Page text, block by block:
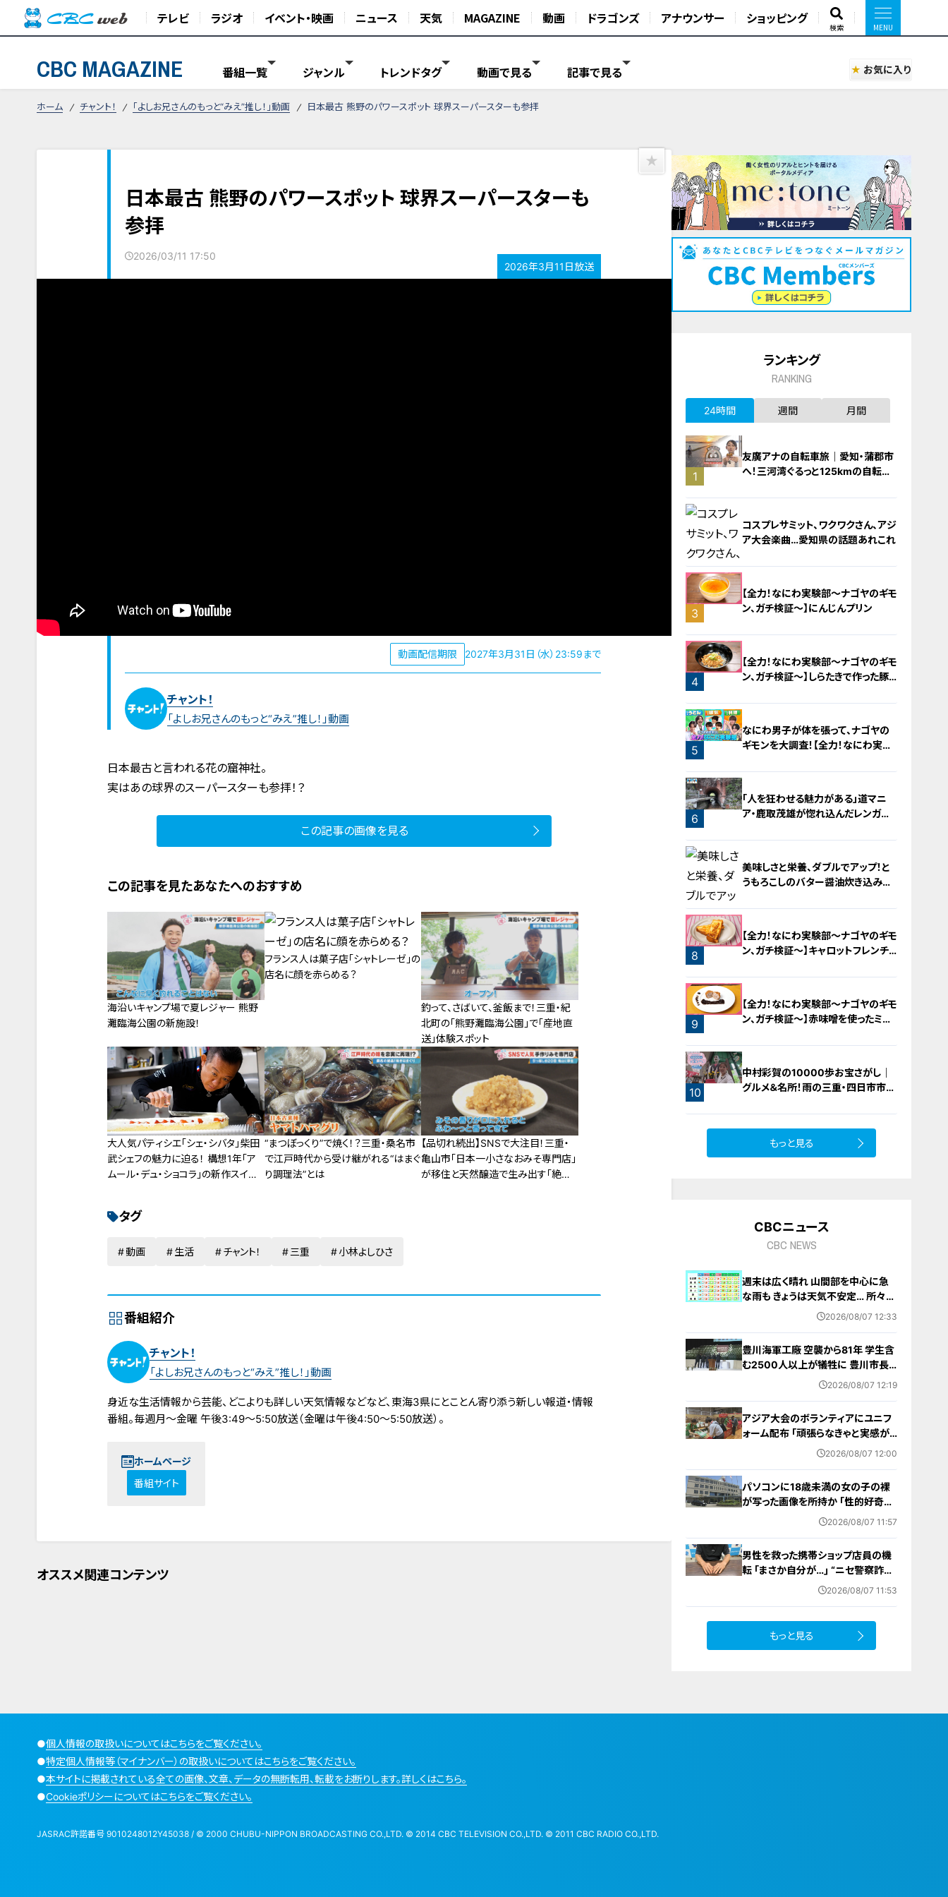
テレビ ラジオ イベント・映画 ニュース 天気 MAGAZINE 動画 ドラゴンズ アナウンサー ショッピング
検索
CBC MAGAZINE 番組一覧 ジャンル トレンドタグ 動画で見る 記事で見る お気に入り
ホーム チャント！ 「よしお兄さんのもっと“みえ”推し！」動画 日本最古 熊野のパワースポット 球界スーパースターも参拝
日本最古 熊野のパワースポット 球界スーパースターも
参拝
2026/03/11 17:50
2026年3月11日放送
動画配信期限 2027年3月31日（水）23:59まで
チャント！
「よしお兄さんのもっと“みえ”推し！」動画
日本最古と言われる花の窟神社。
実はあの球界のスーパースターも参拝！？
この記事の画像を見る
この記事を見たあなたへのおすすめ
海沿いキャンプ場で夏レジャー 熊野
灘臨海公園の新施設！
フランス人は菓子店「シャトレーゼ」の
店名に顔を赤らめる？
釣って、さばいて、釜飯まで！三重・紀
北町の「熊野灘臨海公園」で「産地直
送」体験スポット
大人気パティシエ「シェ・シバタ」柴田
武シェフの魅力に迫る！ 構想1年「ア
ムール・デュ・ショコラ」の新作スイー
“まつぼっくり”で焼く！？三重・桑名市
で江戸時代から受け継がれる“はまぐ
り調理法”とは
【品切れ続出】SNSで大注目！三重・
亀山市「日本一小さなおみそ専門店」
が移住と天然醸造で生み出す「絶品
タグ
動画 生活 チャント！ 三重 小林よしひさ
番組紹介
チャント！
「よしお兄さんのもっと“みえ”推し！」動画
身近な生活情報から芸能、どこよりも詳しい天気情報などなど、東海3県にとことん寄り添う新しい報道・情報
番組。毎週月～金曜 午後3:49～5:50放送（金曜は午後4:50～5:50放送）。
ホームページ
番組サイト
オススメ関連コンテンツ
ランキング
RANKING
24時間 週間 月間
1
友廣アナの自転車旅｜愛知・蒲郡市
へ！三河湾ぐるっと125kmの自転車
2
コスプレサミット、ワクワクさん、アジ
ア大会楽曲…愛知県の話題あれこれ
3
【全力！なにわ実験部～ナゴヤのギモ
ン、ガチ検証～】にんじんプリン
4
【全力！なにわ実験部～ナゴヤのギモ
ン、ガチ検証～】しらたきで作った豚
5
なにわ男子が体を張って、ナゴヤの
ギモンを大調査！【全力！なにわ実験
6
「人を狂わせる魅力がある」道マニ
ア・鹿取茂雄が惚れ込んだレンガの
7
美味しさと栄養、ダブルでアップ！と
うもろこしのバター醤油炊き込みご
8
【全力！なにわ実験部～ナゴヤのギモ
ン、ガチ検証～】キャロットフレンチ
9
【全力！なにわ実験部～ナゴヤのギモ
ン、ガチ検証～】赤味噌を使ったミル
10
中村彩賀の10000歩お宝さがし｜
グルメ＆名所！雨の三重・四日市市で
もっと見る
CBCニュース
CBC NEWS
週末は広く晴れ 山間部を中心に急
な雨も きょうは天気不安定… 所々で
雨予想 愛知･名古屋･岐阜･三重の天
2026/08/07 12:33
豊川海軍工廠 空襲から81年 学生含
む2500人以上が犠牲に 豊川市長
｢恒久平和に向けて全力を尽くす｣ 平
2026/08/07 12:19
アジア大会のボランティアにユニフ
ォーム配布 ｢頑張らなきゃと実感が
湧いた｣ 名古屋･中区の愛知県体育
2026/08/07 12:00
パソコンに18歳未満の女の子の裸
が写った画像を所持か ｢性的好奇心
を満たす目的｣ 小学校講師の38歳
2026/08/07 11:57
男性を救った携帯ショップ店員の機
転 ｢まさか自分が…｣ “ニセ警察詐
欺”を間一髪で防ぐ 被害者が語る事
2026/08/07 11:53
もっと見る
●個人情報の取扱いについてはこちらをご覧ください。
●特定個人情報等（マイナンバー）の取扱いについてはこちらをご覧ください。
●本サイトに掲載されている全ての画像、文章、データの無断転用、転載をお断りします。詳しくはこちら。
●Cookieポリシーについてはこちらをご覧ください。
JASRAC許諾番号 9010248012Y45038 / © 2000 CHUBU-NIPPON BROADCASTING CO.,LTD. © 2014 CBC TELEVISION CO.,LTD. © 2011 CBC RADIO CO.,LTD.